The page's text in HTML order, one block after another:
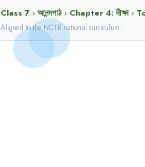
Class 7 › আনন্দপাঠ › Chapter 4:দীক্ষা ›
Aligned to the NCTB national curriculum.